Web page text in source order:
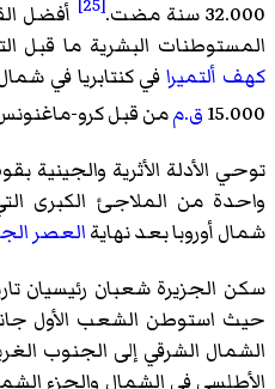
32.000 سنة مضت.
[25]
أفضل
المستوطنات البشرية ما قبل
كهف ألتميرافي كنتابريا في
15.000ق.ممن قبل كرو-
توحي الأدلة الأثرية والجينية
واحدة من الملاجئ الكبرى
شمال أوروبا بعد نهايةالعصر
سكن الجزيرة شعبان رئيسيان
حيث استوطن الشعب الأول
الشمال الشرقي إلى الجنوب
الأطلسي في الشمال والجزء